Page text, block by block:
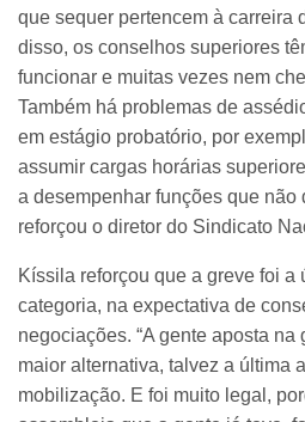
que sequer pertencem à carreira
disso, os conselhos superiores
funcionar e muitas vezes nem
Também há problemas de
em estágio probatório, por
assumir cargas horárias
a desempenhar funções que não
reforçou o diretor do Sindicato
Kíssila reforçou que a greve foi a
categoria, na expectativa de
negociações. “A gente aposta na
maior alternativa, talvez a última
mobilização. E foi muito legal,